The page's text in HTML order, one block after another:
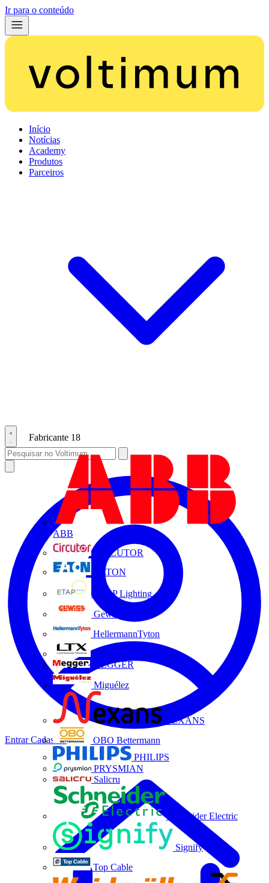
Ir para o conteúdo
Início
Notícias
Academy
Produtos
Parceiros
Fabricante 18
ABB
CIRCUTOR
EATON
ETAP Lighting
Gewiss
HellermannTyton
MEGGER
Miguélez
NEXANS
OBO Bettermann
PHILIPS
PRYSMIAN
Salicru
Schneider Electric
Signify
Top Cable
EntrarCadastrar